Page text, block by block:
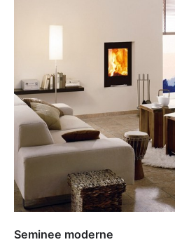
Seminee moderne